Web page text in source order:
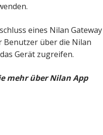
eines Nilan Gateway
Benutzer über die Nilan
Gerät zugreifen.
mehr über Nilan App